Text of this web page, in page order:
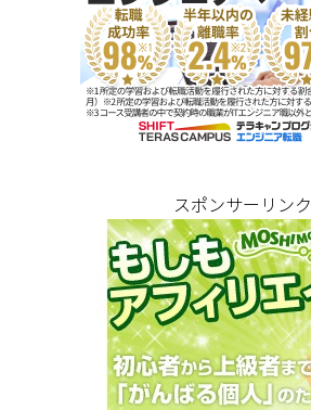
スポンサーリンク